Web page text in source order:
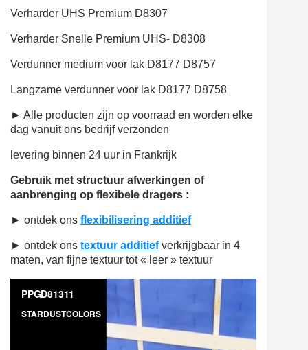
Verharder UHS Premium D8307
Verharder Snelle Premium UHS- D8308
Verdunner medium voor lak D8177 D8757
Langzame verdunner voor lak D8177 D8758
► Alle producten zijn op voorraad en worden elke
dag vanuit ons bedrijf verzonden
levering binnen 24 uur in Frankrijk
Gebruik met structuur afwerkingen of
aanbrenging op flexibele dragers :
► ontdek ons flexibilisering additief
► ontdek ons textuur additief verkrijgbaar in 4
maten, van fijne textuur tot « leer » textuur